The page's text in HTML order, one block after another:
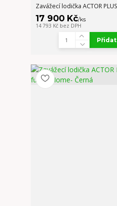
Zavážecí lodička ACTOR
17 900 Kč/ks
14 793 Kč bez DPH